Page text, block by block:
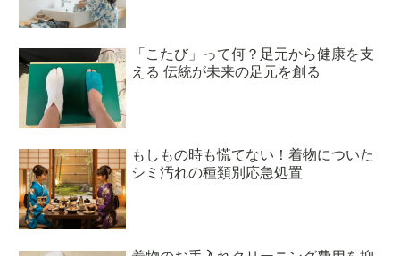
「こたび」って何？足元から健康を支
える 伝統が未来の足元を創る
もしもの時も慌てない！着物についた
シミ汚れの種類別応急処置